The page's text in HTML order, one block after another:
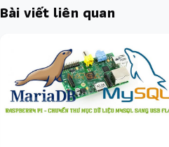
Bài viết liên quan